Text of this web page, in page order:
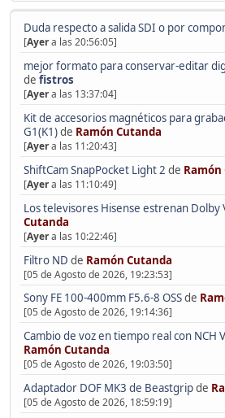
Duda respecto a salida SDI o por
[Ayera las 20:56:05]
mejor formato para conservar-editar
de fistros
[Ayera las 13:37:04]
Kit de accesorios magnéticos para
G1(K1)de Ramón Cutanda
[Ayera las 11:20:43]
ShiftCam SnapPocket Light 2 de Ramón
[Ayera las 11:10:49]
Los televisores Hisense estrenan Dolby
Cutanda
[Ayera las 10:22:46]
Filtro ND de Ramón Cutanda
[05 de Agosto de 2026, 19:23:53]
Sony FE 100-400mm F5.6-8 OSSde
[05 de Agosto de 2026, 19:14:36]
Cambio de voz en tiempo real con NCH
Ramón Cutanda
[05 de Agosto de 2026, 19:03:50]
Adaptador DOF MK3 de Beastgripde
[05 de Agosto de 2026, 18:59:19]